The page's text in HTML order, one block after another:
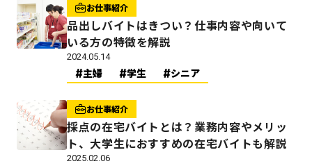
お仕事紹介
品出しバイトはきつい？仕事内容や向いて
いる方の特徴を解説
2024.05.14
主婦 学生 シニア
お仕事紹介
採点の在宅バイトとは？業務内容やメリッ
ト、大学生におすすめの在宅バイトも解説
2025.02.06